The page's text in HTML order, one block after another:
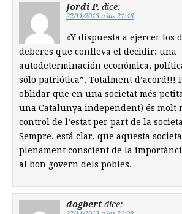
Jordi P. dice:
22/11/2013 a las 21:46
«Y dispuesta a ejercer los
deberes que conlleva el decidir: una
autodeterminación económica,
sólo patriótica”. Totalment d’acord!!!
oblidar que en una societat més
una Catalunya independent) és molt
control de l’estat per part de la
Sempre, está clar, que aquesta
plenament conscient de la
al bon govern dels pobles.
dogbert dice: